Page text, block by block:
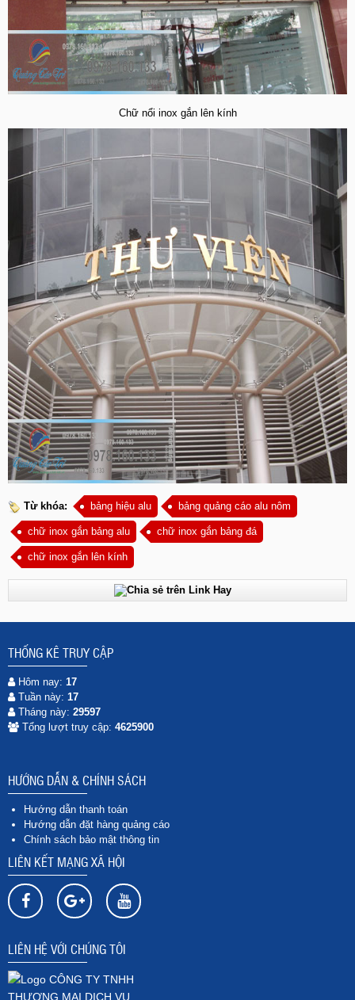
Chữ nổi inox gắn lên kính
Từ khóa: bảng hiệu alu bảng quảng cáo alu nôm
chữ inox gắn bảng alu chữ inox gắn bảng đá
chữ inox gắn lên kính
THỐNG KÊ TRUY CẬP
Hôm nay: 17
Tuần này: 17
Tháng này: 29597
Tổng lượt truy cập: 4625900
HƯỚNG DẪN & CHÍNH SÁCH
Hướng dẫn thanh toán
Hướng dẫn đặt hàng quảng cáo
Chính sách bảo mật thông tin
LIÊN KẾT MẠNG XÃ HỘI
LIÊN HỆ VỚI CHÚNG TÔI